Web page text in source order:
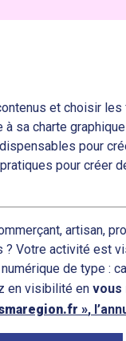
et choisir
à sa charte
pour
pour créer
artisan,
? Votre activité est
de type :
en visibilité en vous
»,